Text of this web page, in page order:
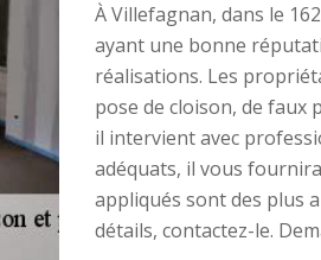
À Villefagnan, dans le
ayant une bonne
réalisations. Les
pose de cloison, de faux
il intervient avec
adéquats, il vous
appliqués sont des plus
détails, contactez-le.